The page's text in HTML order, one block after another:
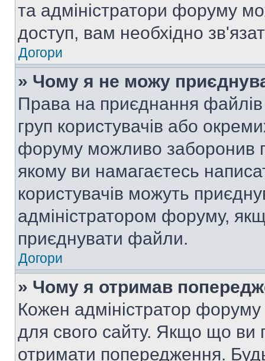
та адміністратори форуму
доступ, вам необхідно
Догори
» Чому я не можу
Права на приєднання
груп користувачів або
форуму можливо заборонив
якому ви намагаєтесь
користувачів можуть
адміністратором форуму,
приєднувати файли.
Догори
» Чому я отримав
Кожен адміністратор
для свого сайту. Якщо що
отримати попередження.